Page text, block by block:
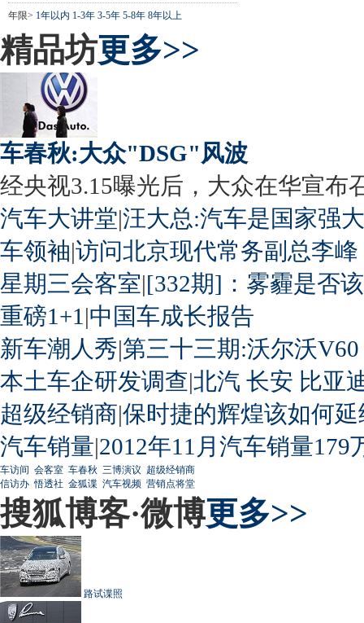
年限> 1年以内 1-3年 3-5年 5-8年 8年以上
精品坊更多>>
车春秋:大众"DSG"风波
经央视3.15曝光后，大众在华宣布
汽车大讲堂|汪大总:汽车是国家强
车领袖|访问北京现代常务副总李峰
星期三会客室|[332期]：雾霾是否
重磅1+1 |中国车成长报告
新车潮人秀|第三十三期:沃尔沃
本土车企研发调查|北汽 长安 比亚
超级经销商|保时捷的辉煌该如何延
汽车销量|2012年11月汽车销量179
车访间 会客室 车春秋 三博演议 超级经销商
信访办 悟透社 金狐谍 汽车视频 营销点将堂
搜狐博客·微博更多>>
路试谍照